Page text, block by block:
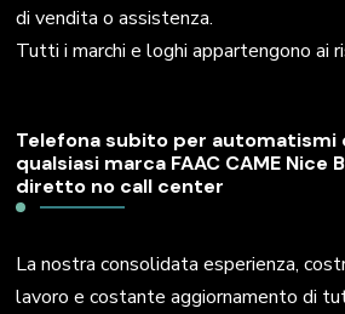
di vendita o assistenza.
Tutti i marchi e loghi appartengono ai
Telefona subito per automatismi
qualsiasi marca FAAC CAME Nice
diretto no call center
La nostra consolidata esperienza,
lavoro e costante aggiornamento di